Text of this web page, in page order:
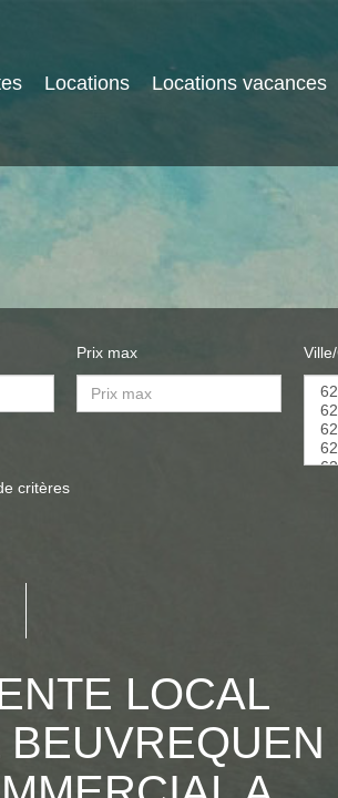
Locations Locations vacances
Prix max
critères
LOCAL